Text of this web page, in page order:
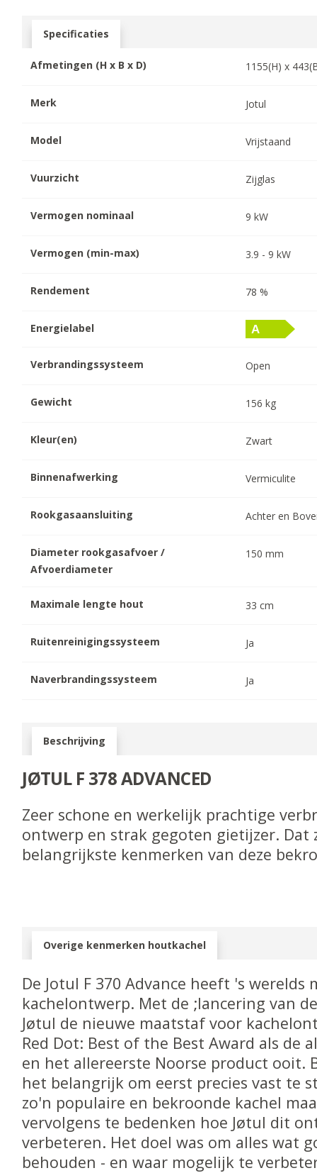
Specificaties
Afmetingen (H x B x D) 1155(H) x 443
Merk Jotul
Model Vrijstaand
Vuurzicht Zijglas
Vermogen nominaal 9 kW
Vermogen (min-max) 3.9 -9 kW
Rendement 78 %
Energielabel
Verbrandingssysteem Open
Gewicht 156 kg
Kleur(en) Zwart
Binnenafwerking Vermiculite
Rookgasaansluiting Achter en
Diameter rookgasafvoer /
Afvoerdiameter
150 mm
Maximale lengte hout 33 cm
Ruitenreinigingssysteem Ja
Naverbrandingssysteem Ja
Beschrijving
JØTUL F 378 ADVANCED
Zeer schone en werkelijk prachtige
ontwerp en strak gegoten gietijzer. Dat
belangrijkste kenmerken van deze
Overige kenmerken houtkachel
De Jotul F 370 Advance heeft 's werelds
kachelontwerp. Met de ;lancering van
Jøtul de nieuwe maatstaf voor
Red Dot: Best of the Best Award als de
en het allereerste Noorse product ooit.
het belangrijk om eerst precies vast te
zo'n populaire en bekroonde kachel
vervolgens te bedenken hoe Jøtul dit
verbeteren. Het doel was om alles wat
behouden - en waar mogelijk te